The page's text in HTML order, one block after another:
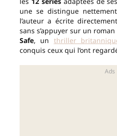
une se distingue
l’auteur a écrite
sans s’appuyer sur un
Safe, un thriller
conquis ceux qui l’ont